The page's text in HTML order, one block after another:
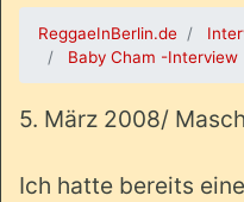
ReggaeInBerlin.de
Baby Cham -Interview
5. März 2008/
Ich hatte bereits